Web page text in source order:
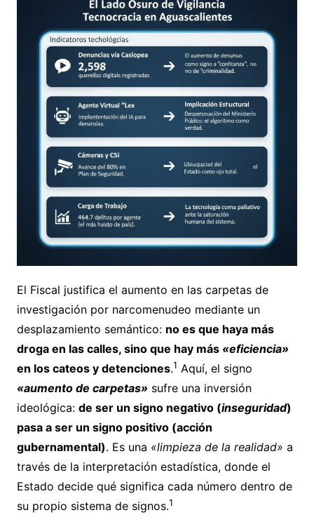
El Fiscal justifica el aumento en las carpetas de
investigación por narcomenudeo mediante un
desplazamiento semántico: no es que haya más
droga en las calles, sino que hay más «eficiencia»
en los cateos y detenciones.1 Aquí, el signo
«aumento de carpetas» sufre una inversión
ideológica: de ser un signo negativo (inseguridad)
pasa a ser un signo positivo (acción
gubernamental). Es una «limpieza de la realidad» a
través de la interpretación estadística, donde el
Estado decide qué significa cada número dentro de
su propio sistema de signos.1